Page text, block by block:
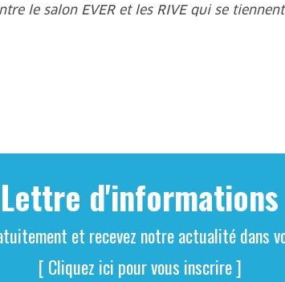
le salon EVER et les RIVE qui se tiennent
Lettre d'informations
et recevez notre actualité dans
[ Cliquez ici pour vous inscrire ]